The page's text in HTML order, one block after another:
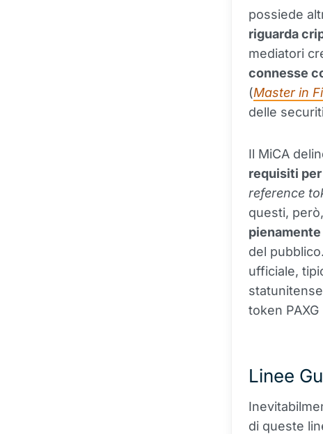
possiede
riguarda
mediatori
connesse
(Master in
delle
Il MiCA
requisiti
reference
questi, però,
del
ufficiale,
token
Linee
di queste